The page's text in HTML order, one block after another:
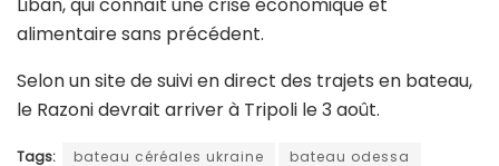
Liban, qui connaît une crise économique et
alimentaire sans précédent.
Selon un site de suivi en direct des trajets en bateau,
le Razoni devrait arriver à Tripoli le 3 août.
Tags: bateau céréales ukraine
bateau odessa